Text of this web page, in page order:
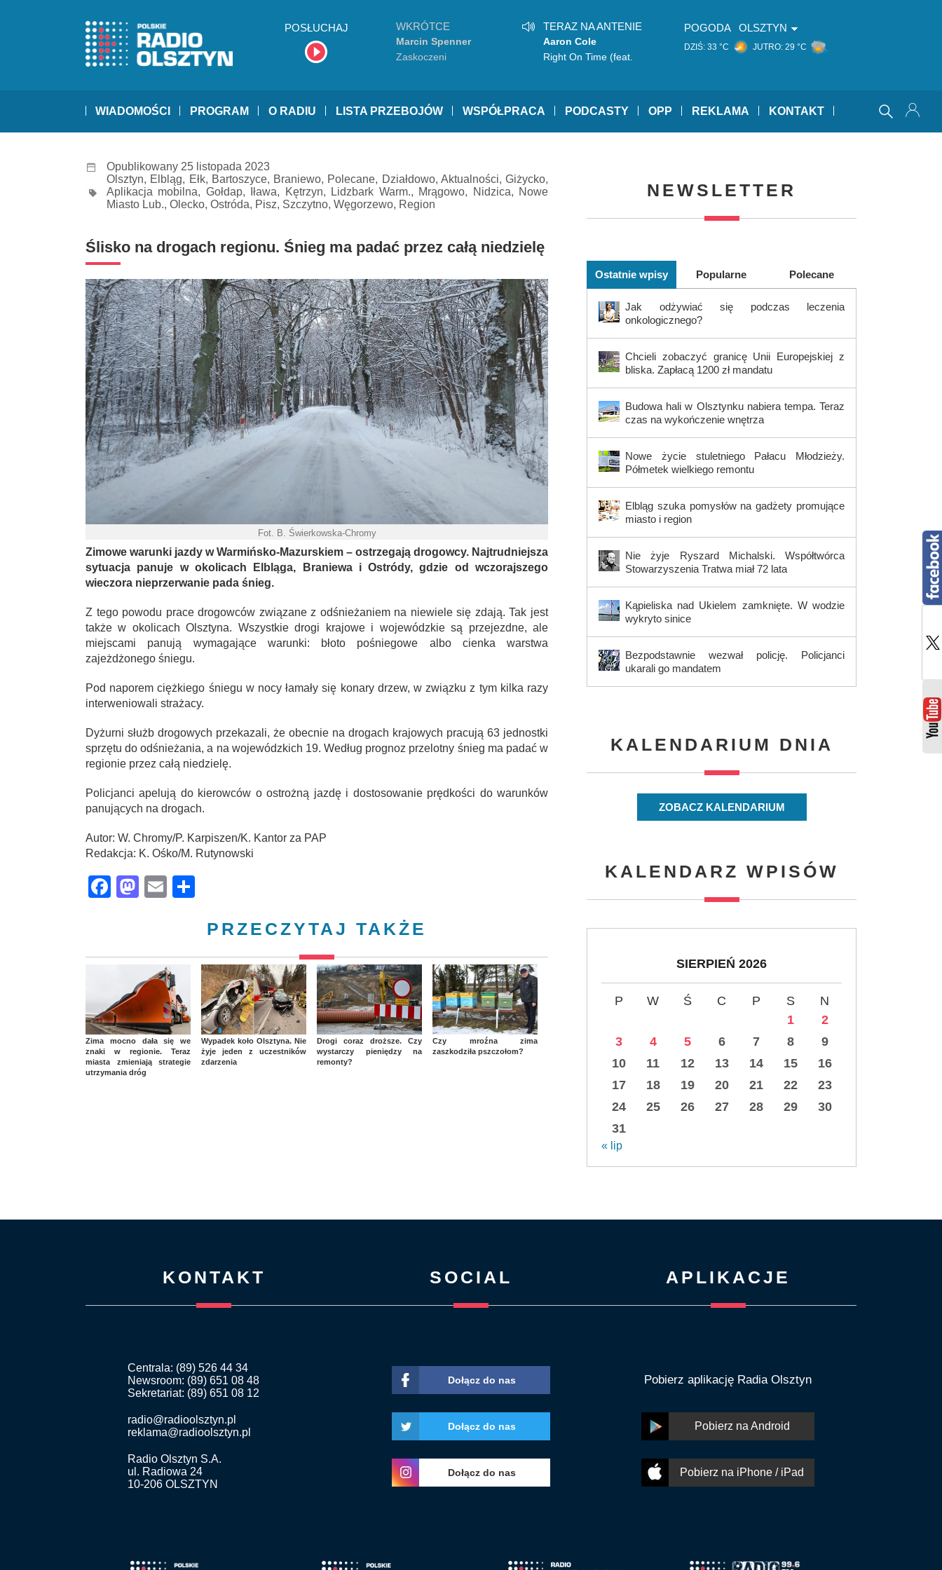
POSŁUCHAJ WKRÓTCE
Marcin Spenner
Zaskoczeni
TERAZ NA ANTENIE
Aaron Cole
Right On Time (feat.
POGODA OLSZTYN
DZIŚ: 33 °C JUTRO: 29 °C
WIADOMOŚCI PROGRAM O RADIU LISTA PRZEBOJÓW WSPÓŁPRACA PODCASTY OPP REKLAMA KONTAKT
Opublikowany 25 listopada 2023
Olsztyn, Elbląg, Ełk, Bartoszyce, Braniewo, Polecane, Działdowo, Aktualności, Giżycko,
Aplikacja mobilna, Gołdap, Iława, Kętrzyn, Lidzbark Warm., Mrągowo, Nidzica, Nowe
Miasto Lub., Olecko, Ostróda, Pisz, Szczytno, Węgorzewo, Region
Ślisko na drogach regionu. Śnieg ma padać przez całą niedzielę
Fot. B. Świerkowska-Chromy
Zimowe warunki jazdy w Warmińsko-Mazurskiem – ostrzegają drogowcy. Najtrudniejsza
sytuacja panuje w okolicach Elbląga, Braniewa i Ostródy, gdzie od wczorajszego
wieczora nieprzerwanie pada śnieg.
Z tego powodu prace drogowców związane z odśnieżaniem na niewiele się zdają. Tak jest
także w okolicach Olsztyna. Wszystkie drogi krajowe i wojewódzkie są przejezdne, ale
miejscami panują wymagające warunki: błoto pośniegowe albo cienka warstwa
zajeżdżonego śniegu.
Pod naporem ciężkiego śniegu w nocy łamały się konary drzew, w związku z tym kilka razy
interweniowali strażacy.
Dyżurni służb drogowych przekazali, że obecnie na drogach krajowych pracują 63 jednostki
sprzętu do odśnieżania, a na wojewódzkich 19. Według prognoz przelotny śnieg ma padać w
regionie przez całą niedzielę.
Policjanci apelują do kierowców o ostrożną jazdę i dostosowanie prędkości do warunków
panujących na drogach.
Autor: W. Chromy/P. Karpiszen/K. Kantor za PAP
Redakcja: K. Ośko/M. Rutynowski
Facebook
Mastodon
Email
PRZECZYTAJ TAKŻE
Zima mocno dała się we
znaki w regionie. Teraz
miasta zmieniają strategie
utrzymania dróg
Wypadek koło Olsztyna. Nie
żyje jeden z uczestników
zdarzenia
Drogi coraz droższe. Czy
wystarczy pieniędzy na
remonty?
Czy mroźna zima
zaszkodziła pszczołom?
NEWSLETTER
Ostatnie wpisy Popularne Polecane
Jak odżywiać się podczas leczenia
onkologicznego?
Chcieli zobaczyć granicę Unii Europejskiej z
bliska. Zapłacą 1200 zł mandatu
Budowa hali w Olsztynku nabiera tempa. Teraz
czas na wykończenie wnętrza
Nowe życie stuletniego Pałacu Młodzieży.
Półmetek wielkiego remontu
Elbląg szuka pomysłów na gadżety promujące
miasto i region
Nie żyje Ryszard Michalski. Współtwórca
Stowarzyszenia Tratwa miał 72 lata
Kąpieliska nad Ukielem zamknięte. W wodzie
wykryto sinice
Bezpodstawnie wezwał policję. Policjanci
ukarali go mandatem
KALENDARIUM DNIA
ZOBACZ KALENDARIUM
KALENDARZ WPISÓW
SIERPIEŃ 2026
P W Ś C P S
N
1
2
3
4 5 6 7 8
9
10
11 12 13 14 15
16
17
18 19 20 21 22
23
24
25 26 27 28 29
30
31
« lip
KONTAKT
Centrala: (89) 526 44 34
Newsroom: (89) 651 08 48
Sekretariat: (89) 651 08 12
radio@radioolsztyn.pl
reklama@radioolsztyn.pl
Radio Olsztyn S.A.
ul. Radiowa 24
10-206 OLSZTYN
SOCIAL
Dołącz do nas
Dołącz do nas
Dołącz do nas
APLIKACJE
Pobierz aplikację Radia Olsztyn
Pobierz na Android
Pobierz na iPhone / iPad